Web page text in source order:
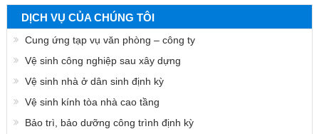
DỊCH VỤ CỦA CHÚNG TÔI
Cung ứng tạp vụ văn phòng – công ty
Vệ sinh công nghiệp sau xây dựng
Vệ sinh nhà ở dân sinh định kỳ
Vệ sinh kính tòa nhà cao tầng
Bảo trì, bảo dưỡng công trình định kỳ